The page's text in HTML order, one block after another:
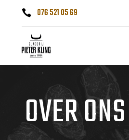
 076 521 05 69
OVER ONS